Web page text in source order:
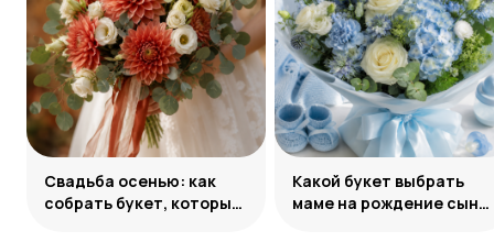
Свадьба осенью: как
собрать букет, который
Какой букет выбрать
маме на рождение сына: